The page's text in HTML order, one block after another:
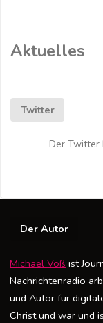
Aktuelles
Twitter
Der Twitter
Der Autor
Michael Voß ist
Nachrichtenradio
und Autor für
Christ und war und